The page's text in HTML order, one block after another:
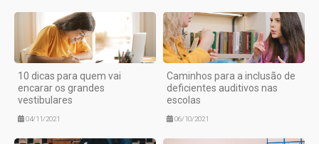
10 dicas para quem vai
encarar os grandes
vestibulares
04/11/2021
Caminhos para a inclusão de
deficientes auditivos nas
escolas
06/10/2021